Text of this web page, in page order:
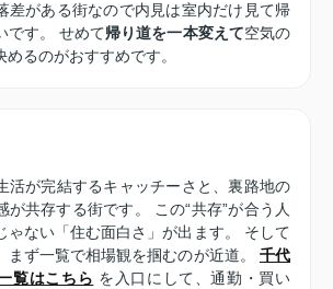
差がある街なので内見は室内だけ見て帰
です。 せめて帰り道を一本変えて空気の
るのがおすすめです。
活が完結するキャッチーさと、裏路地の
が共存する街です。 この“共存”が合う人
ゃない「住む面白さ」が出ます。 そして
まず一覧で相場観を掴むのが近道。 千代
覧はこちら を入口にして、通勤・買い